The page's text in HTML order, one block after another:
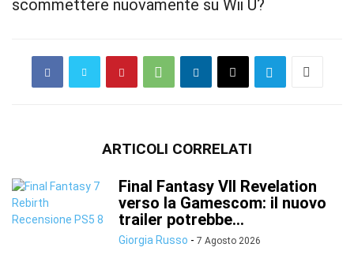
scommettere nuovamente su Wii U?
ARTICOLI CORRELATI
Final Fantasy VII Revelation
verso la Gamescom: il nuovo
trailer potrebbe...
Giorgia Russo - 7 Agosto 2026